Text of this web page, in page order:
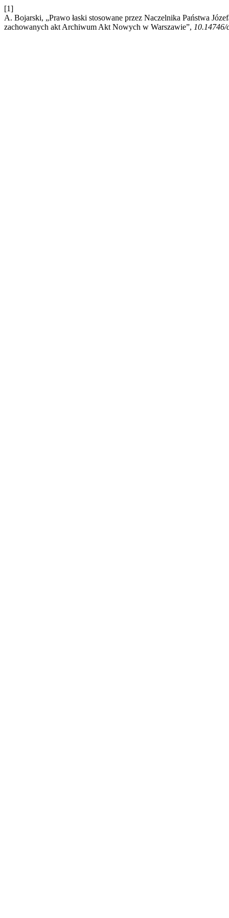
[1]
A. Bojarski, „Prawo łaski stosowane przez Naczelnika Państwa
zachowanych akt Archiwum Akt Nowych w Warszawie”, 10.14746/